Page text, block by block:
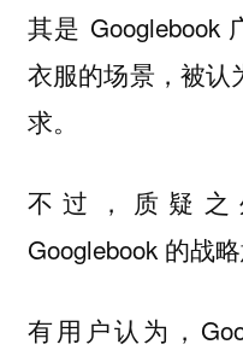
其是 Googlebook
衣服的场景，被认
求。
不过，质疑
Googlebook 的战略
有用户认为，